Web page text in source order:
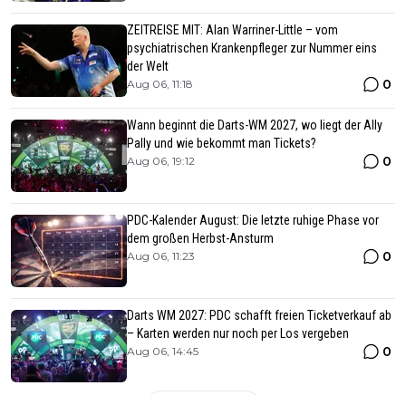
ZEITREISE MIT: Alan Warriner-Little – vom
psychiatrischen Krankenpfleger zur Nummer eins
der Welt
Aug 06, 11:18 0
Wann beginnt die Darts-WM 2027, wo liegt der Ally
Pally und wie bekommt man Tickets?
Aug 06, 19:12 0
PDC-Kalender August: Die letzte ruhige Phase vor
dem großen Herbst-Ansturm
Aug 06, 11:23 0
Darts WM 2027: PDC schafft freien Ticketverkauf ab
– Karten werden nur noch per Los vergeben
Aug 06, 14:45 0